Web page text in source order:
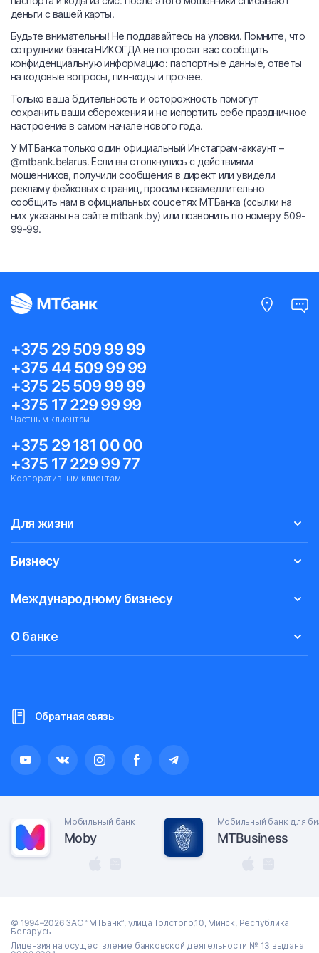
деньги с вашей карты.
Будьте внимательны! Не поддавайтесь на уловки. Помните, что
сотрудники банка НИКОГДА не попросят вас сообщить
конфиденциальную информацию: паспортные данные, ответы
на кодовые вопросы, пин-коды и прочее.
Только ваша бдительность и осторожность помогут
сохранить ваши сбережения и не испортить себе праздничное
настроение в самом начале нового года.
У МТБанка только один официальный Инстаграм-аккаунт –
@mtbank.belarus. Если вы столкнулись с действиями
мошенников, получили сообщения в директ или увидели
рекламу фейковых страниц, просим незамедлительно
сообщить нам в официальных соцсетях МТБанка (ссылки на
них указаны на сайте mtbank.by) или позвонить по номеру 509-
99-99.
+375 29 509 99 99
+375 44 509 99 99
+375 25 509 99 99
+375 17 229 99 99
Частным клиентам
+375 29 181 00 00
+375 17 229 99 77
Корпоративным клиентам
Для жизни
Бизнесу
Международному бизнесу
О банке
Обратная связь
Мобильный банк
Moby
Мобильный банк для
MTBusiness
© 1994–2026 ЗАО “МТБанк”, улица Толстого,10, Минск, Республика
Беларусь
Лицензия на осуществление банковской деятельности № 13 выдана